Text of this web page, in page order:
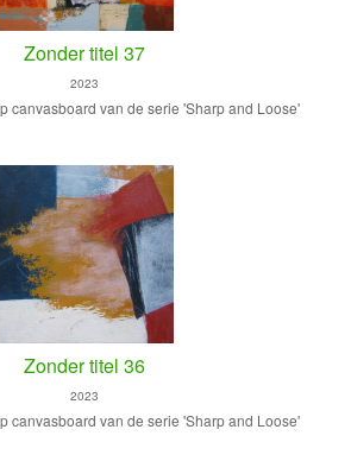
Zonder titel 37
2023
canvasboard van de serie 'Sharp and Loose'
Zonder titel 36
2023
canvasboard van de serie 'Sharp and Loose'